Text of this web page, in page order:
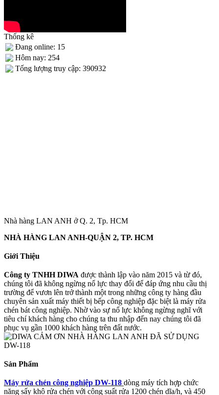
Thống kê
Đang online: 15
Hôm nay: 254
Tống lượng truy cập: 390932
Nhà hàng LAN ANH ở Q. 2, Tp. HCM
NHÀ HÀNG LAN ANH-QUẬN 2, TP. HCM
Giới Thiệu
Công ty TNHH DIWA được thành lập vào năm 2015 và từ đó,
chúng tôi đã không ngừng nổ lực thay đổi để đáp ứng nhu cầu thị
trường để vươn lên trở thành một trong những công ty hàng đầu
chuyên sản xuất máy thiết bị bếp công nghiệp đặc biệt là máy rửa
chén bát công nghiệp. Nhờ vào sự nổ lực không ngừng nghĩ với
tiêu chí khách hàng cho chúng ta thu nhập đến nay chúng tôi đã
phục vụ gần 1000 khách hàng trên đất nước.
Sản Phẩm
Máy rửa chén công nghiệp DW-118 dòng máy tích hợp chức
năng sấy khô rửa chén với công suất rửa 1200 chén dĩa/h, và 450